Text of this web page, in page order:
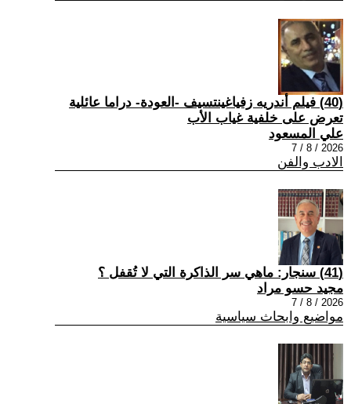
(40) فيلم أندريه زفياغينتسيف -العودة- دراما عائلية
تعرض على خلفية غياب الأب
علي المسعود
2026 / 8 / 7
الادب والفن
(41) سنجار: ماهي سر الذاكرة التي لا تُقفل ؟
مجيد حسو مراد
2026 / 8 / 7
مواضيع وابحاث سياسية